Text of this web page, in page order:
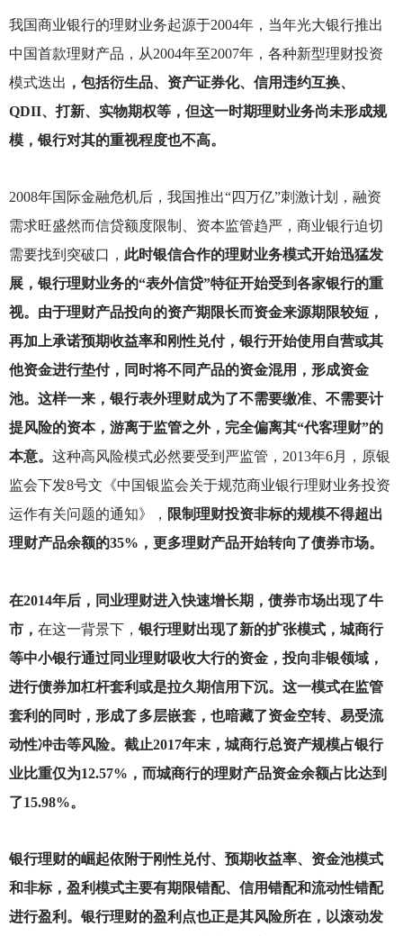
我国商业银行的理财业务起源于2004年，当年光大银行推出
中国首款理财产品，从2004年至2007年，各种新型理财投资
模式迭出 ，包括衍生品、资产证券化、信用违约互换、
QDII、打新、实物期权等，但这一时期理财业务尚未形成规
模，银行对其的重视程度也不高。
2008年国际金融危机后，我国推出“四万亿”刺激计划，融资
需求旺盛然而信贷额度限制、资本监管趋严，商业银行迫切
需要找到突破口， 此时银信合作的理财业务模式开始迅猛发
展，银行理财业务的“表外信贷”特征开始受到各家银行的重
视。由于理财产品投向的资产期限长而资金来源期限较短，
再加上承诺预期收益率和刚性兑付，银行开始使用自营或其
他资金进行垫付，同时将不同产品的资金混用，形成资金
池。这样一来，银行表外理财成为了不需要缴准、不需要计
提风险的资本，游离于监管之外，完全偏离其“代客理财”的
本意。 这种高风险模式必然要受到严监管，2013年6月，原银
监会下发8号文《中国银监会关于规范商业银行理财业务投资
运作有关问题的通知》， 限制理财投资非标的规模不得超出
理财产品余额的35%，更多理财产品开始转向了债券市场。
在2014年后，同业理财进入快速增长期，债券市场出现了牛
市， 在这一背景下， 银行理财出现了新的扩张模式，城商行
等中小银行通过同业理财吸收大行的资金，投向非银领域，
进行债券加杠杆套利或是拉久期信用下沉。这一模式在监管
套利的同时，形成了多层嵌套，也暗藏了资金空转、易受流
动性冲击等风险。截止2017年末，城商行总资产规模占银行
业比重仅为12.57%，而城商行的理财产品资金余额占比达到
了15.98%。
银行理财的崛起依附于刚性兑付、预期收益率、资金池模式
和非标，盈利模式主要有期限错配、信用错配和流动性错配
进行盈利。银行理财的盈利点也正是其风险所在，以滚动发